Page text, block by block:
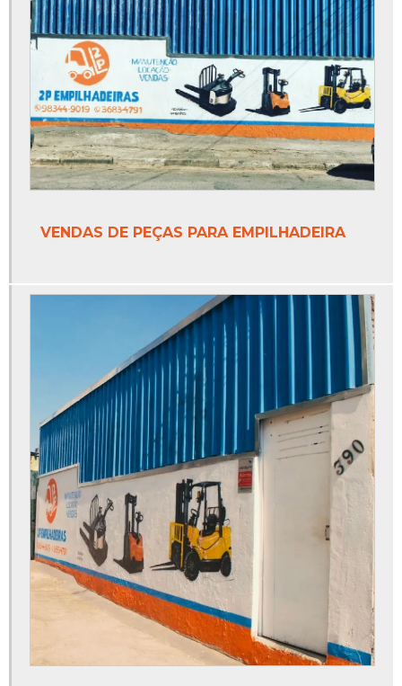
VENDAS DE PEÇAS PARA EMPILHADEIRA